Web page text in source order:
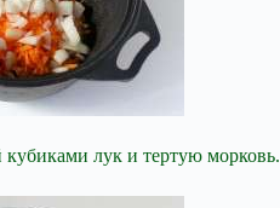
кубиками лук и тертую морковь.